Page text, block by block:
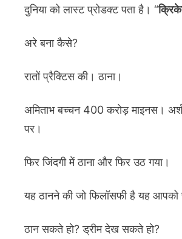
दुनिया को लास्ट प्रोडक्ट पता है। “
अरे बना कैसे?
रातों प्रैक्टिस की। ठाना।
अमिताभ बच्चन 400 करोड़ माइनस।
पर।
फिर जिंदगी में ठाना और फिर उठ गया।
यह ठानने की जो फिलॉसफी है यह आपको
ठान सकते हो? ड्रीम देख सकते हो?